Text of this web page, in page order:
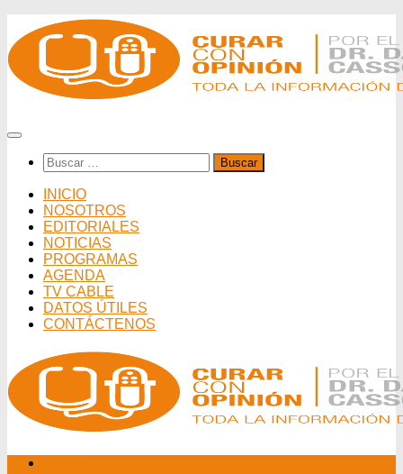
al
contenido
Buscar:
INICIO
NOSOTROS
EDITORIALES
NOTICIAS
PROGRAMAS
AGENDA
TV CABLE
DATOS ÚTILES
CONTÁCTENOS